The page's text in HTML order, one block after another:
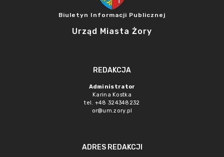
Biuletyn Informacji Publicznej
Urząd Miasta Żory
REDAKCJA
Administrator
Karina Kostka
tel. +48 324348232
or@um.zory.pl
ADRES REDAKCJI